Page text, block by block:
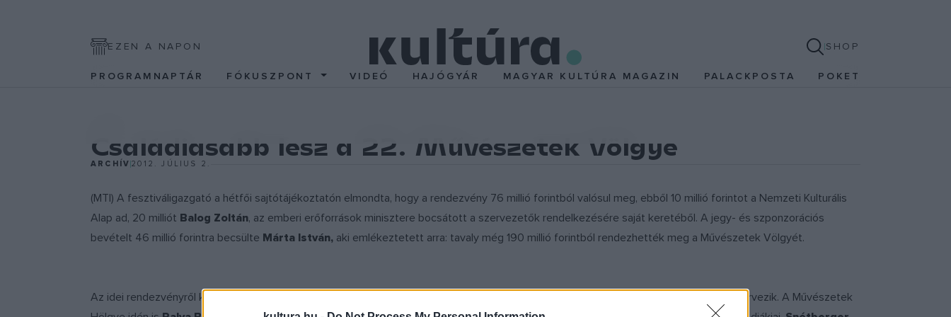
EZEN A NAPON SHOP
PROGRAMNAPTÁR FÓKUSZPONT VIDEÓ HAJÓGYÁR MAGYAR KULTÚRA MAGAZIN PALACKPOSTA POKET
Családiasabb lesz a 22. Művészetek Völgye
ARCHÍV2012. JÚLIUS 2.
(MTI) A fesztiváligazgató a hétfői sajtótájékoztatón elmondta, hogy a rendezvény 76 millió forintból valósul meg, ebből 10 millió forintot a Nemzeti Kulturális
Alap ad, 20 milliót Balog Zoltán, az emberi erőforrások minisztere bocsátott a szervezetők rendelkezésére saját keretéből. A jegy- és szponzorációs
bevételt 46 millió forintra becsülte Márta István, aki emlékeztetett arra: tavaly még 190 millió forintból rendezhették meg a Művészetek Völgyét.
Az idei rendezvényről kiemelte: fokozottabban koncentrálnak a családosokra és a gyerekekre. A programokat ezúttal is udvarokba szervezik. A Művészetek